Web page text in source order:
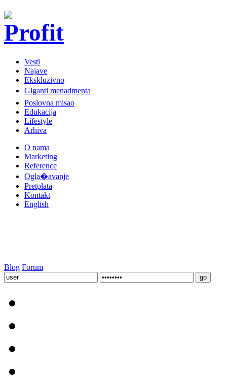
Vesti
Najave
Ekskluzivno
Giganti menadmenta
Poslovna misao
Edukacija
Lifestyle
Arhiva
O nama
Marketing
Reference
Ogla�avanje
Pretplata
Kontakt
English
Blog Forum